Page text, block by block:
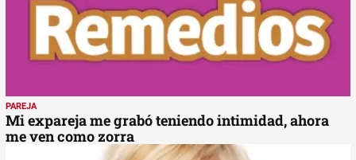
PAREJA
Mi expareja me grabó teniendo intimidad, ahora
me ven como zorra